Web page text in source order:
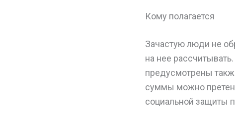
Кому полагается
Зачастую люди не
на нее
предусмотрены
суммы можно
социальной защиты